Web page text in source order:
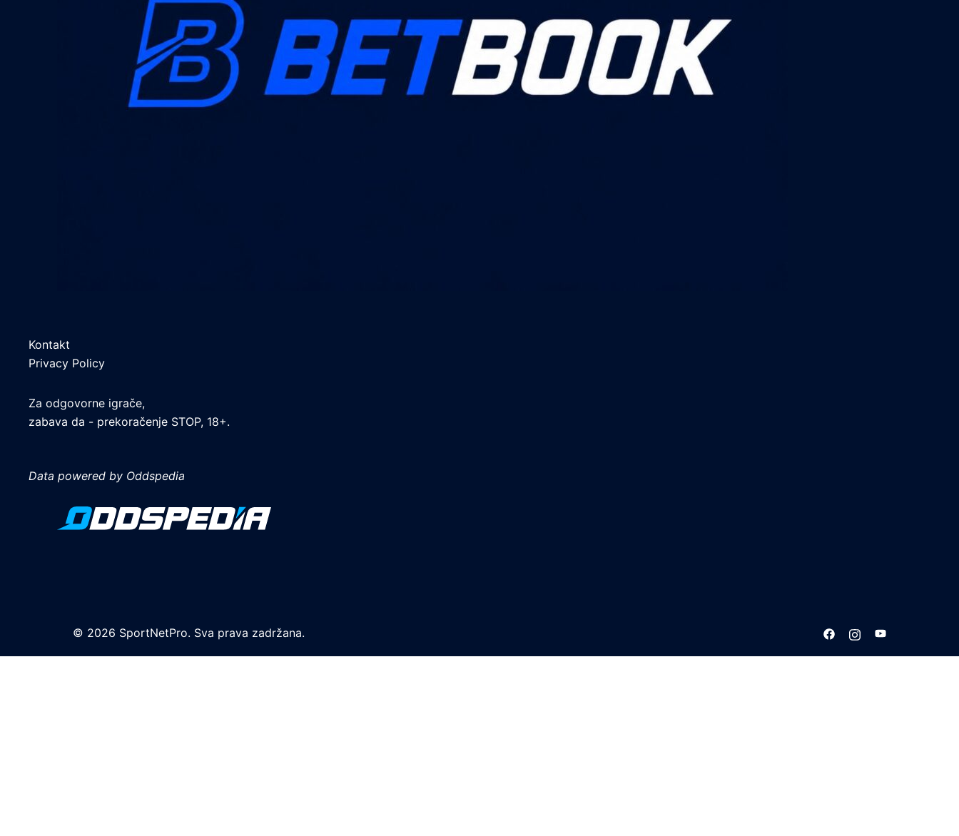
Kontakt
Privacy Policy
Za odgovorne igrače,
zabava da - prekoračenje STOP, 18+.
Data powered by Oddspedia
© 2026 SportNetPro. Sva prava zadržana.